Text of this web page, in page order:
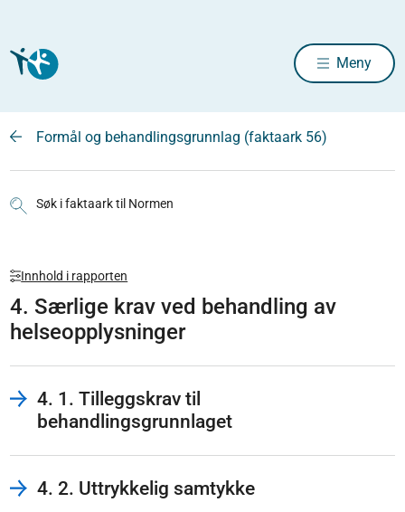
Meny
Formål og behandlingsgrunnlag (faktaark 56)
Søk i faktaark til Normen
Innhold i rapporten
4. Særlige krav ved behandling av
helseopplysninger
4. 1. Tilleggskrav til
behandlingsgrunnlaget
4. 2. Uttrykkelig samtykke